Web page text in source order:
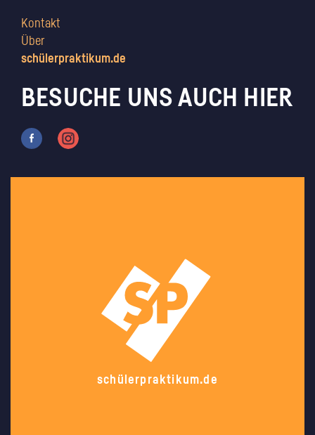
Kontakt
Über
schülerpraktikum.de
BESUCHE UNS AUCH HIER
schülerpraktikum.de